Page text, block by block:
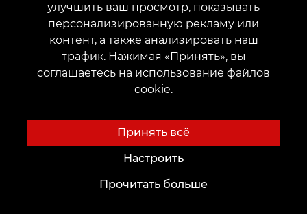
КОНТАКТЫ
Свяжитесь с нами: customers@vean-tattoo.com
marketing.veantattoo@gmail.com
Жалобы и предложения:complaints@vean-tattoo.com
Сайт разработан и обслуживается VEAN
улучшить ваш просмотр, показывать
персонализированную рекламу или
контент, а также анализировать наш
трафик. Нажимая «Принять», вы
соглашаетесь на использование файлов
cookie.
Принять всё
Настроить
Прочитать больше